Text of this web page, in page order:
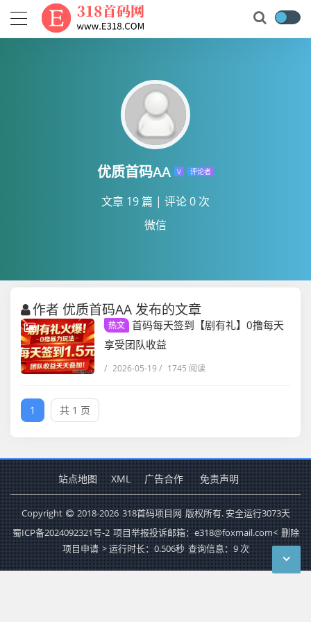
优质首码AA V 评论者
文章 19 篇 | 评论 0 次
微信
作者 优质首码AA 发布的文章
热文 首码每天签到【剧有礼】0撸每天
享受团队收益
/ 2026-05-19 / 1745 阅读
1 共 1 页
站点地图 XML 广告合作 免责声明
Copyright 2018-2026 318首码项目网 版权所有. 安全运行3073天
蜀ICP备2024092321号-2 项目举报投诉邮箱：e318@foxmail.com< 删除
项目申请 >运行时长：0.506秒 查询信息：9 次